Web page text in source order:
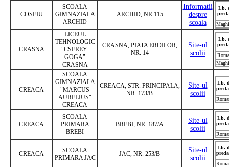
COSEIU
SCOALA
GIMNAZIALA
ARCHID
ARCHID, NR.115
Informatii
despre
scoala
Lb.
CRASNA
LICEUL
TEHNOLOGIC
"CSEREY-
GOGA"
CRASNA
CRASNA, PIATA EROILOR,
NR. 14
Site-ul
scolii
Lb.
CREACA
SCOALA
GIMNAZIALA
"MARCUS
AURELIUS"
CREACA
CREACA, STR. PRINCIPALA,
NR. 173/B
Site-ul
scolii
Lb.
CREACA
SCOALA
PRIMARA
BREBI
BREBI, NR. 187/A
Site-ul
scolii
Lb.
CREACA
SCOALA
PRIMARA JAC
JAC, NR. 253/B
Site-ul
scolii
Lb.